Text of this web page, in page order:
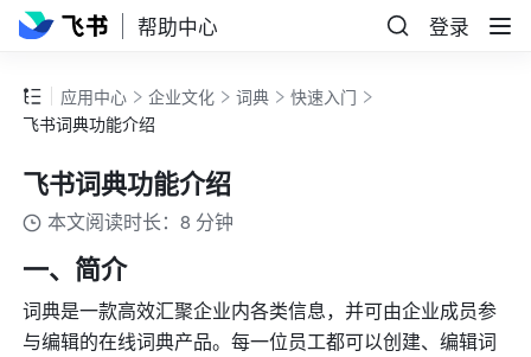
帮助中心 登录
应用中心 企业文化 词典
快速入门
飞书词典功能介绍
飞书词典功能介绍
本文阅读时长：8 分钟
一、简介
词典是一款高效汇聚企业内各类信息，并可由企业成员参
与编辑的在线词典产品。每一位员工都可以创建、编辑词